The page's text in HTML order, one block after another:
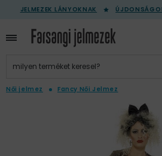
JELMEZEK LÁNYOKNAK
Női jelmez Fancy Női Jelmez